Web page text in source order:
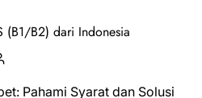
(B1/B2) dari Indonesia